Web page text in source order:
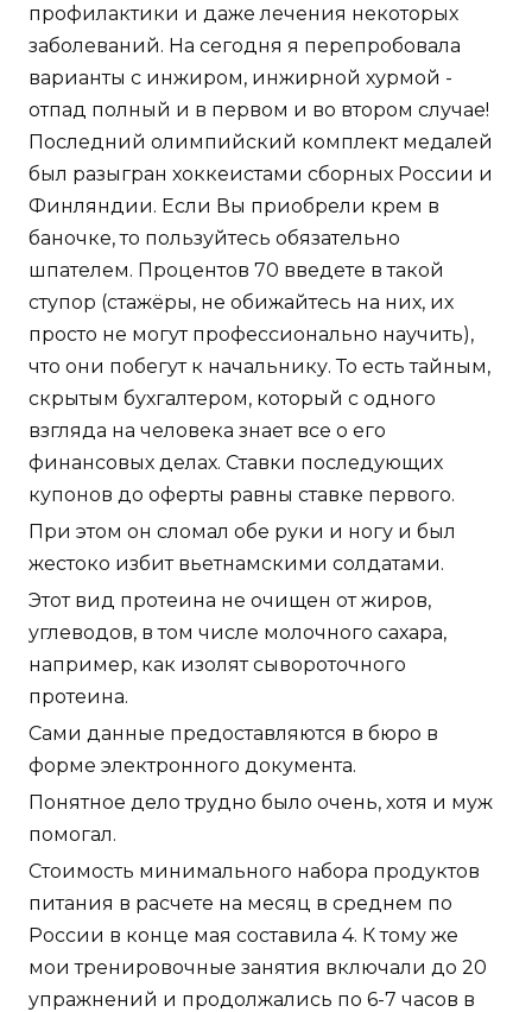
профилактики и даже лечения некоторых
заболеваний. На сегодня я перепробовала
варианты с инжиром, инжирной хурмой -
отпад полный и в первом и во втором случае!
Последний олимпийский комплект медалей
был разыгран хоккеистами сборных России и
Финляндии. Если Вы приобрели крем в
баночке, то пользуйтесь обязательно
шпателем. Процентов 70 введете в такой
ступор (стажёры, не обижайтесь на них, их
просто не могут профессионально научить),
что они побегут к начальнику. То есть тайным,
скрытым бухгалтером, который с одного
взгляда на человека знает все о его
финансовых делах. Ставки последующих
купонов до оферты равны ставке первого.
При этом он сломал обе руки и ногу и был
жестоко избит вьетнамскими солдатами.
Этот вид протеина не очищен от жиров,
углеводов, в том числе молочного сахара,
например, как изолят сывороточного
протеина.
Сами данные предоставляются в бюро в
форме электронного документа.
Понятное дело трудно было очень, хотя и муж
помогал.
Стоимость минимального набора продуктов
питания в расчете на месяц в среднем по
России в конце мая составила 4. К тому же
мои тренировочные занятия включали до 20
упражнений и продолжались по 6-7 часов в